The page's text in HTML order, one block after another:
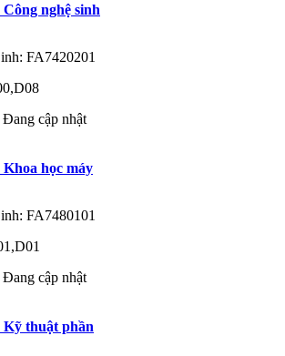
nghệ sinh
FA7420201
cập nhật
học máy
FA7480101
cập nhật
Kỹ thuật phần